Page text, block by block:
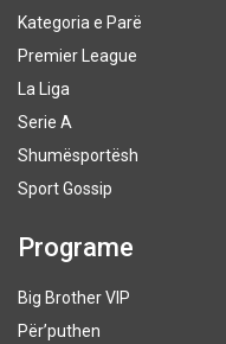
Kategoria e Parë
Premier League
La Liga
Serie A
Shumësportësh
Sport Gossip
Programe
Big Brother VIP
Për’puthen